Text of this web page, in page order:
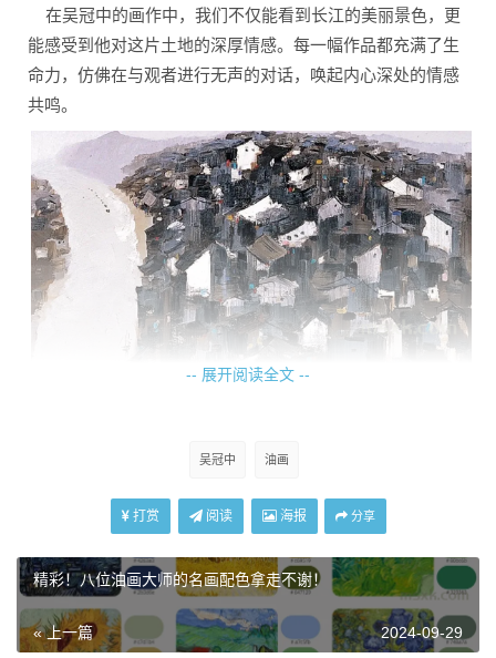
在吴冠中的画作中，我们不仅能看到长江的美丽景色，更
能感受到他对这片土地的深厚情感。每一幅作品都充满了生
命力，仿佛在与观者进行无声的对话，唤起内心深处的情感
共鸣。
-- 展开阅读全文 --
吴冠中 油画
打赏 阅读 海报 分享
精彩！八位油画大师的名画配色拿走不谢！
« 上一篇 2024-09-29